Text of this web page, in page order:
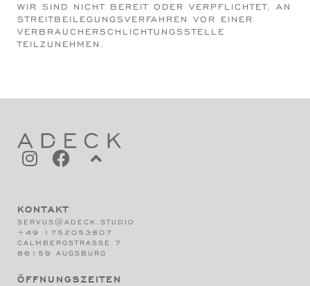
WIR SIND NICHT BEREIT ODER VERPFLICHTET, AN
STREITBEILEGUNGSVERFAHREN VOR EINER
VERBRAUCHERSCHLICHTUNGSSTELLE
TEILZUNEHMEN.
KONTAKT
SERVUS@ADECK.STUDIO
+49 1752053807
CALMBERGSTRASSE 7
86159 AUGSBURG
ÖFFNUNGSZEITEN